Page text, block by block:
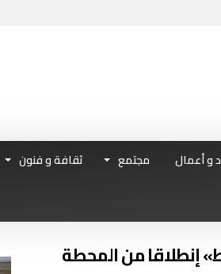
و أعمال مجتمع ثقافة و فنون
إنطلاقا من المحطة